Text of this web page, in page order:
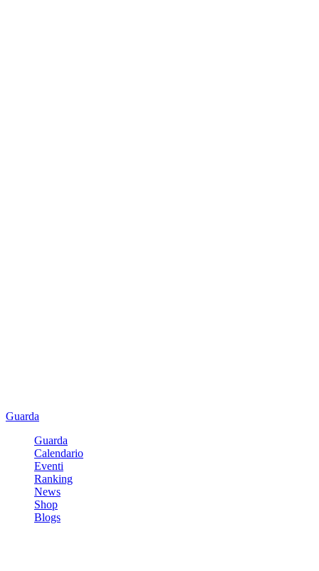
Guarda
Guarda
Calendario
Eventi
Ranking
News
Shop
Blogs